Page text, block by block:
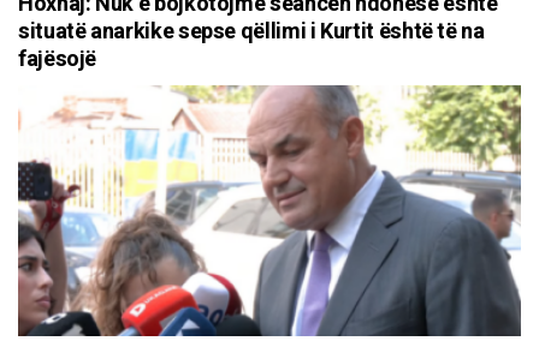
situatë anarkike sepse qëllimi i Kurtit është të na
fajësojë